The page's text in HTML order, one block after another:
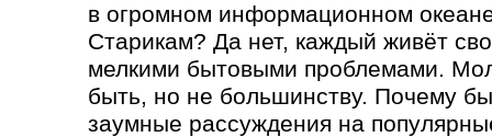
в огромном информационном
Старикам? Да нет, каждый живёт
мелкими бытовыми проблемами.
быть, но не большинству. Почему
заумные рассуждения на